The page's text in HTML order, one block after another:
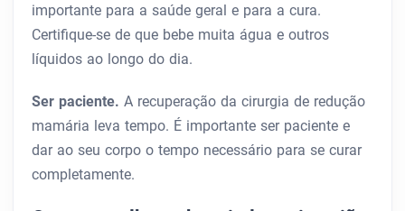
importante para a saúde geral e para a cura.
Certifique-se de que bebe muita água e outros
líquidos ao longo do dia.
Ser paciente. A recuperação da cirurgia de redução
mamária leva tempo. É importante ser paciente e
dar ao seu corpo o tempo necessário para se curar
completamente.